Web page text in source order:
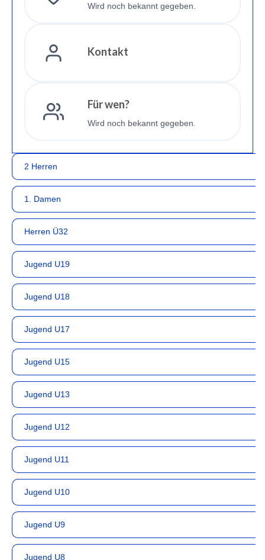
Wird noch bekannt gegeben.
Kontakt
Für wen?
Wird noch bekannt gegeben.
2 Herren
1. Damen
Herren Ü32
Jugend U19
Jugend U18
Jugend U17
Jugend U15
Jugend U13
Jugend U12
Jugend U11
Jugend U10
Jugend U9
Jugend U8